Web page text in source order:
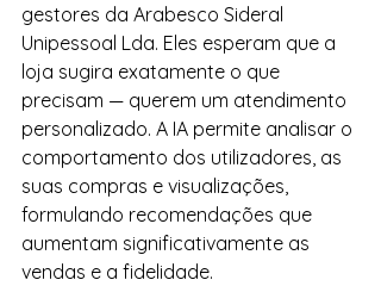
gestores da Arabesco Sideral
Unipessoal Lda. Eles esperam que a
loja sugira exatamente o que
precisam — querem um atendimento
personalizado. A IA permite analisar o
comportamento dos utilizadores, as
suas compras e visualizações,
formulando recomendações que
aumentam significativamente as
vendas e a fidelidade.